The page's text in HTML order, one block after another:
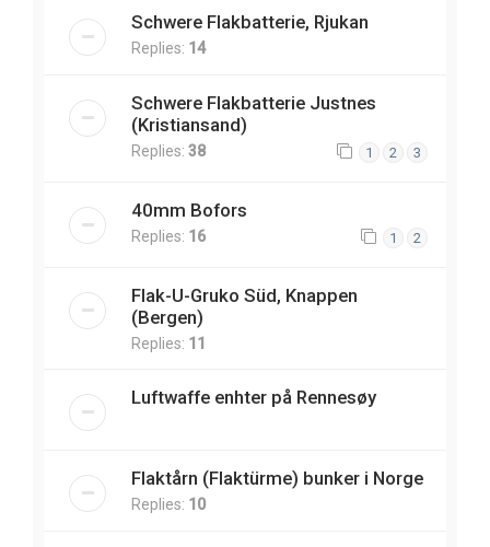
Schwere Flakbatterie, Rjukan
Replies: 14
Schwere Flakbatterie Justnes
(Kristiansand)
Replies: 38 1 2 3
40mm Bofors
Replies: 16 1 2
Flak-U-Gruko Süd, Knappen
(Bergen)
Replies: 11
Luftwaffe enhter på Rennesøy
Flaktårn (Flaktürme) bunker i Norge
Replies: 10